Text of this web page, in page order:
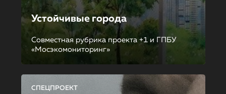
Устойчивые города
Совместная рубрика проекта +1 и ГПБУ
«Мосэкомониторинг»
СПЕЦПРОЕКТ